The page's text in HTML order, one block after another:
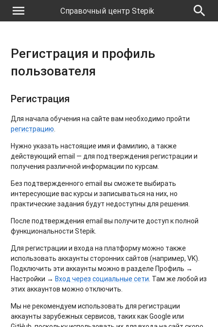
menu Справочный центр Stepik search
Регистрация и профиль
пользователя
Регистрация
Для начала обучения на сайте вам необходимо пройти
регистрацию.
Нужно указать настоящие имя и фамилию, а также
действующий email — для подтверждения регистрации и
получения различной информации по курсам.
Без подтвержденного email вы сможете выбирать
интересующие вас курсы и записываться на них, но
практические задания будут недоступны для решения.
После подтверждения email вы получите доступ к полной
функциональности Stepik.
Для регистрации и входа на платформу можно также
использовать аккаунты сторонних сайтов (например, VK).
Подключить эти аккаунты можно в разделе Профиль →
Настройки →Вход через социальные сети. Там же любой из
этих аккаунтов можно отключить.
Мы не рекомендуем использовать для регистрации
аккаунты зарубежных сервисов, таких как Google или